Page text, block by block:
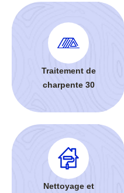
Traitement de
charpente 30
Nettoyage et